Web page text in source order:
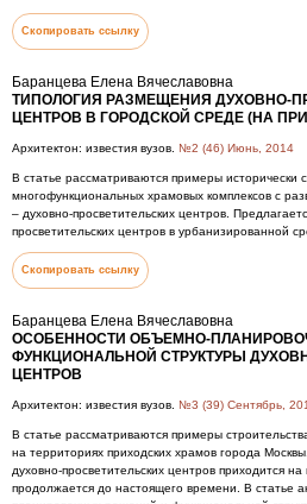
Скопировать ссылку
Баранцева Елена Вячеславовна
ТИПОЛОГИЯ РАЗМЕЩЕНИЯ ДУХОВНО-
ЦЕНТРОВ В ГОРОДСКОЙ СРЕДЕ (НА
Архитектон: известия вузов. №2 (46) Июнь, 2014
В статье рассматриваются примеры
многофункциональных храмовых комплексов с
– духовно-просветительских центров.
просветительских центров в урбанизированной
Скопировать ссылку
Баранцева Елена Вячеславовна
ОСОБЕННОСТИ ОБЪЕМНО-
ФУНКЦИОНАЛЬНОЙ СТРУКТУРЫ
ЦЕНТРОВ
Архитектон: известия вузов. №3 (39) Сентябрь,
В статье рассматриваются примеры
на территориях приходских храмов города
духовно-просветительских центров приходится
продолжается до настоящего времени. В статье